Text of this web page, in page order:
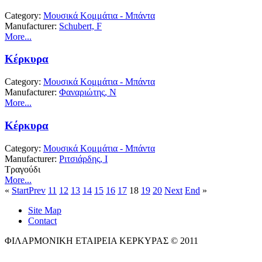
Category: Μουσικά Κομμάτια - Μπάντα
Manufacturer: Schubert, F
More...
Κέρκυρα
Category: Μουσικά Κομμάτια - Μπάντα
Manufacturer: Φαναριώτης, Ν
More...
Κέρκυρα
Category: Μουσικά Κομμάτια - Μπάντα
Manufacturer: Ριτσιάρδης, Ι
Τραγούδι
More...
« StartPrev 11 12 13 14 15 16 17 18 19 20 Next End »
Site Map
Contact
ΦΙΛΑΡΜΟΝΙΚΗ ΕΤΑΙΡΕΙΑ ΚΕΡΚΥΡΑΣ © 2011